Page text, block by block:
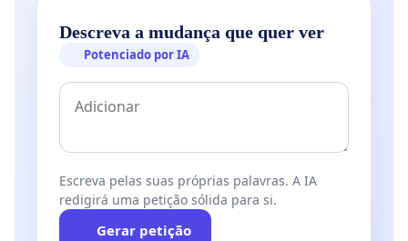
Descreva a mudança que quer ver
Potenciado por IA
Escreva pelas suas próprias palavras. A IA
redigirá uma petição sólida para si.
Gerar petição